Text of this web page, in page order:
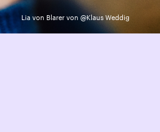
Lia von Blarer von @Klaus Weddig